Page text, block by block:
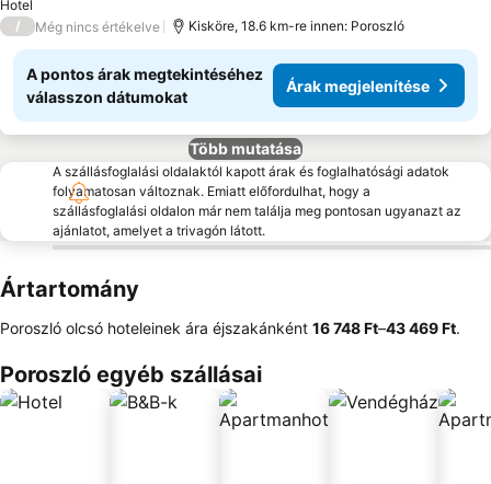
Hotel
/ Még nincs értékelve Kisköre, 18.6 km-re innen: Poroszló
A pontos árak megtekintéséhez
válasszon dátumokat
Árak megjelenítése
Több mutatása
A szállásfoglalási oldalaktól kapott árak és foglalhatósági adatok
folyamatosan változnak. Emiatt előfordulhat, hogy a
szállásfoglalási oldalon már nem találja meg pontosan ugyanazt az
ajánlatot, amelyet a trivagón látott.
Ártartomány
Poroszló olcsó hoteleinek ára éjszakánként ‎16 748 Ft–‎43 469 Ft.
Poroszló egyéb szállásai